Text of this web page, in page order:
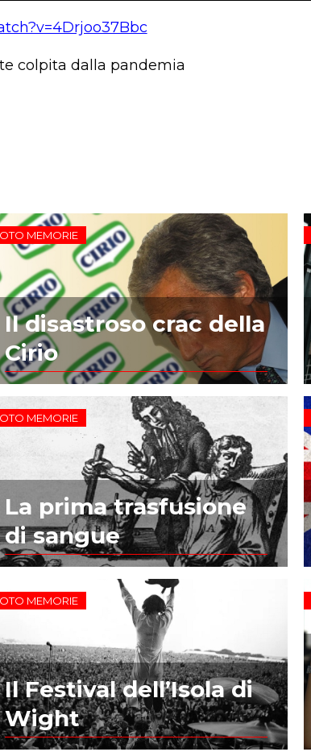
colpita dalla pandemia
MEMORIE
Il disastroso crac della
Cirio
MEMORIE
La prima trasfusione
di sangue
MEMORIE
Il Festival dell’Isola di
Wight